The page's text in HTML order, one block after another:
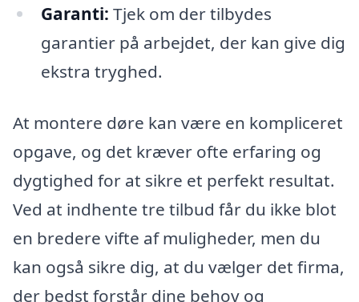
Garanti: Tjek om der tilbydes
garantier på arbejdet, der kan give dig
ekstra tryghed.
At montere døre kan være en kompliceret
opgave, og det kræver ofte erfaring og
dygtighed for at sikre et perfekt resultat.
Ved at indhente tre tilbud får du ikke blot
en bredere vifte af muligheder, men du
kan også sikre dig, at du vælger det firma,
der bedst forstår dine behov og